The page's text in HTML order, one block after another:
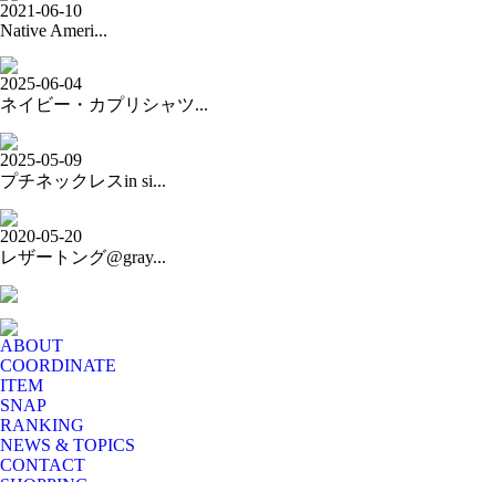
2021-06-10
Native Ameri...
2025-06-04
ネイビー・カプリシャツ...
2025-05-09
プチネックレスin si...
2020-05-20
レザートング@gray...
ABOUT
COORDINATE
ITEM
SNAP
RANKING
NEWS & TOPICS
CONTACT